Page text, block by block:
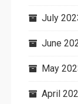
July
June
May
April